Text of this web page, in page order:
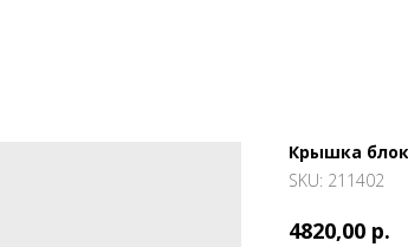
Крышка
SKU: 211402
4820,00 р.